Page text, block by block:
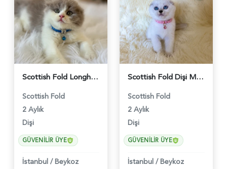
Scottish Fold Longhair Lilac Bi Color 2 Aylık - 5908
Scottish Fold
2 Aylık
Dişi
GÜVENILIR ÜYE
İstanbul / Beykoz
Scottish Fold Dişi Mükemmel Yavrumuz - 5909
Scottish Fold
2 Aylık
Dişi
GÜVENILIR ÜYE
İstanbul / Beykoz